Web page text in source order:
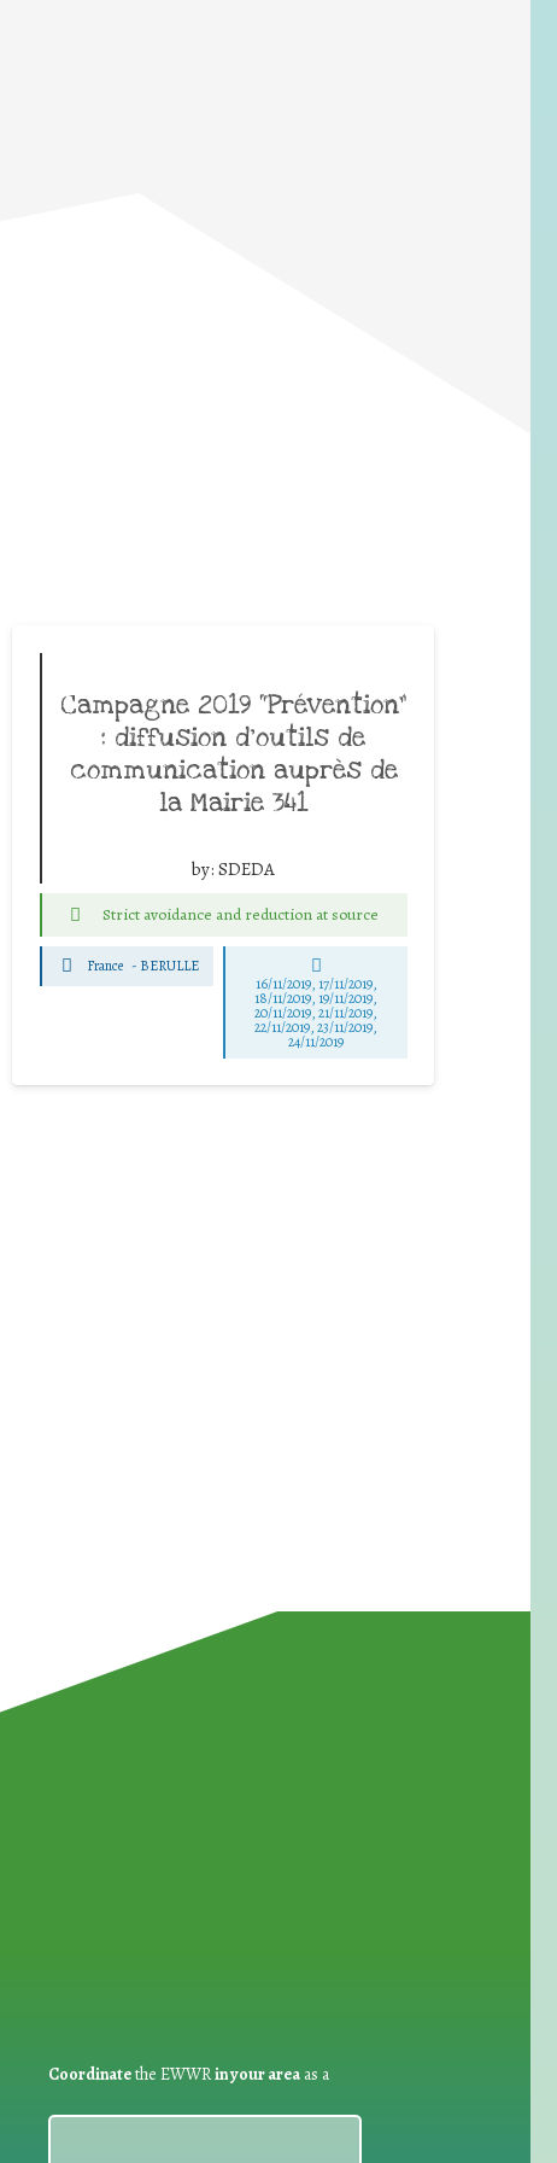
Campagne 2019 “Prévention”
: diffusion d’outils de
communication auprès de
la Mairie 341
by: SDEDA
Strict avoidance and reduction at source
France - BERULLE
16/11/2019, 17/11/2019,
18/11/2019, 19/11/2019,
20/11/2019, 21/11/2019,
22/11/2019, 23/11/2019,
24/11/2019
Coordinatethe EWWRin your areaas a